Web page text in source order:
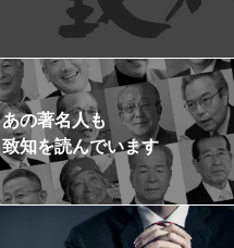
あの著名人も
致知を読んでいます